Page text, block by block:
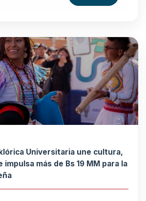
Universitaria une cultura,
más de Bs 19 MM para la